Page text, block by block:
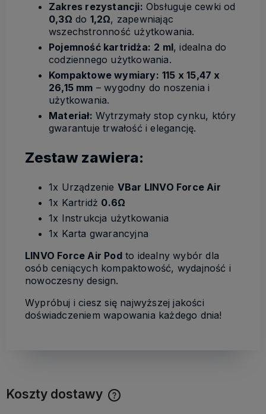
Zakres rezystancji: Obsługuje cewki od
0,3Ω do 1,2Ω, zapewniając
wszechstronność użytkowania.
Pojemność kartridża: 2 ml, idealna do
codziennego użytkowania.
Kompaktowe wymiary: 115 x 15,47 x
26,15 mm – wygodny do noszenia i
użytkowania.
Materiał: Wytrzymały stop cynku, który
gwarantuje trwałość i elegancję.
Zestaw zawiera:
1x Urządzenie VBar LINVO Force Air
1x Kartridż 0.6Ω
1x Instrukcja użytkowania
1x Karta gwarancyjna
LINVO Force Air Podto idealny wybór dla
osób ceniących kompaktowość, wydajność i
nowoczesny design.
Wypróbuj i ciesz się najwyższej jakości
doświadczeniem wapowania każdego dnia!
Koszty dostawy